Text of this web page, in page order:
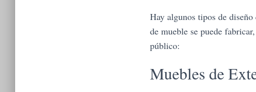
Hay algunos tipos de
de mueble se puede
público:
Muebles de